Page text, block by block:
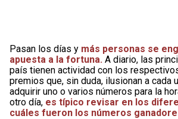
Pasan los días y más personas se
apuesta a la fortuna. A diario, las
país tienen actividad con los
premios que, sin duda, ilusionan a cada
adquirir uno o varios números para la
otro día, es típico revisar en los
cuáles fueron los números